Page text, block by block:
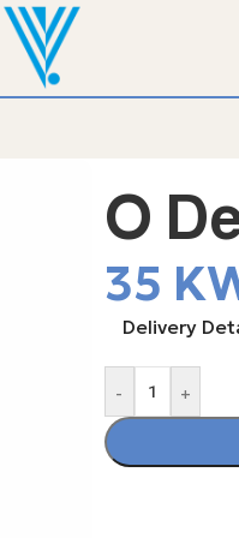
O
35
Delivery
- +